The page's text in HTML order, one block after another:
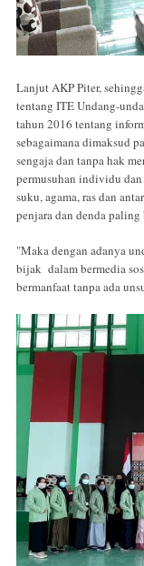
Lanjut AKP Piter,
tentang ITE Undang-
tahun 2016 tentang
sebagaimana dimaksud
sengaja dan tanpa hak
permusuhan individu
suku, agama, ras dan
penjara dan denda
"Maka dengan adanya
bijak dalam bermedia
bermanfaat tanpa ada